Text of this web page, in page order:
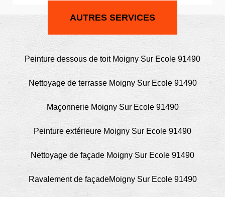
AUTRES SERVICES
Peinture dessous de toit Moigny Sur Ecole 91490
Nettoyage de terrasse Moigny Sur Ecole 91490
Maçonnerie Moigny Sur Ecole 91490
Peinture extérieure Moigny Sur Ecole 91490
Nettoyage de façade Moigny Sur Ecole 91490
Ravalement de façadeMoigny Sur Ecole 91490